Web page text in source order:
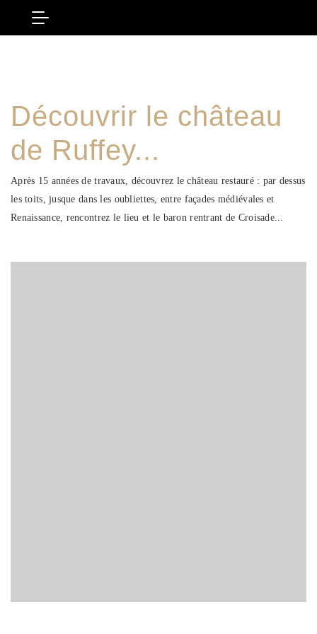
Découvrir le château
de Ruffey...
Après 15 années de travaux, découvrez le château restauré : par dessus
les toits, jusque dans les oubliettes, entre façades médiévales et
Renaissance, rencontrez le lieu et le baron rentrant de Croisade...